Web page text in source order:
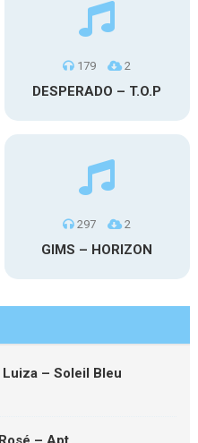
179 2
DESPERADO – T.O.P
297 2
GIMS – HORIZON
– Soleil Bleu